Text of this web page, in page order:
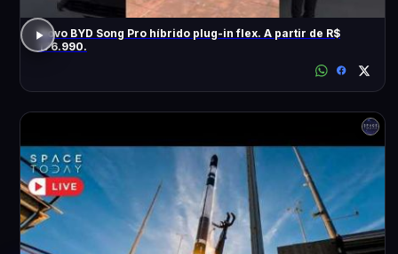
Novo BYD Song Pro híbrido plug-in flex. A partir de R$
176.990.